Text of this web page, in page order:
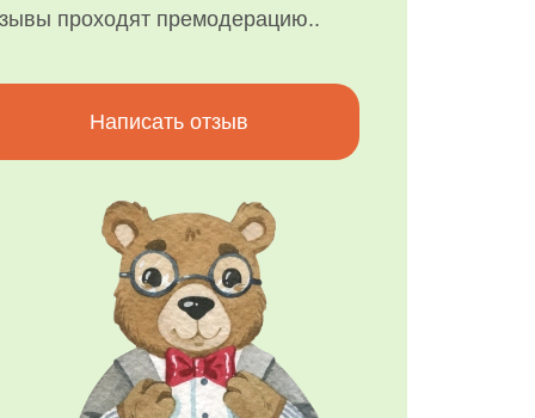
проходят премодерацию..
Написать отзыв